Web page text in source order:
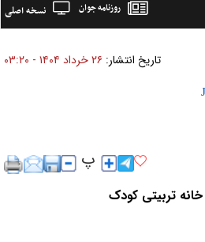
نسخه اصلی روزنامه جوان
تاریخ انتشار: ۲۶ خرداد ۱۴۰۴ - ۰۳:۲۰
تربیتی کودک